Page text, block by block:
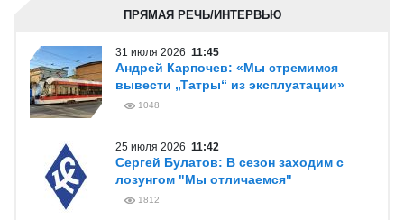
ПРЯМАЯ РЕЧЬ/ИНТЕРВЬЮ
31 июля 2026 11:45
Андрей Карпочев: «Мы стремимся
вывести „Татры“ из эксплуатации»
1048
25 июля 2026 11:42
Сергей Булатов: В сезон заходим с
лозунгом "Мы отличаемся"
1812